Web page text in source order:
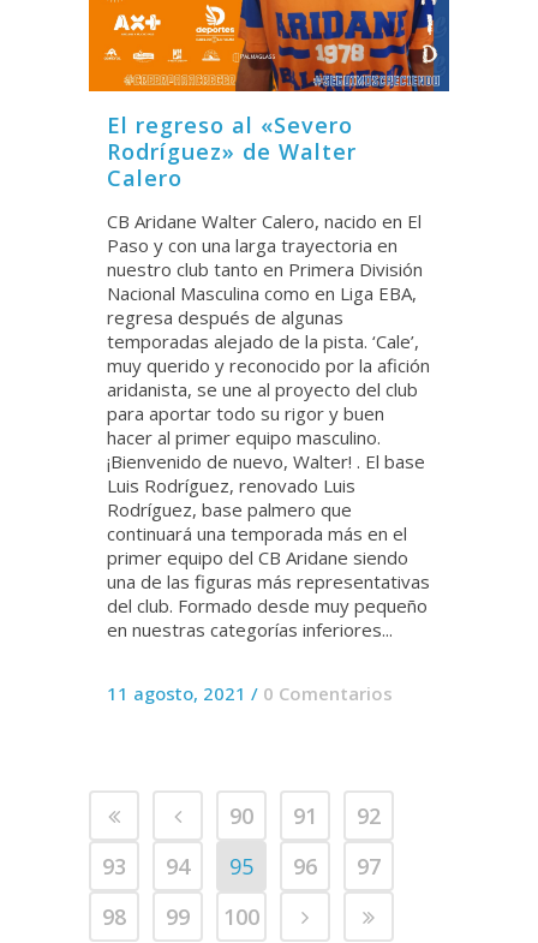
El regreso al «Severo
Rodríguez» de Walter
Calero
CB Aridane Walter Calero, nacido en El
Paso y con una larga trayectoria en
nuestro club tanto en Primera División
Nacional Masculina como en Liga EBA,
regresa después de algunas
temporadas alejado de la pista. ‘Cale’,
muy querido y reconocido por la afición
aridanista, se une al proyecto del club
para aportar todo su rigor y buen
hacer al primer equipo masculino.
¡Bienvenido de nuevo, Walter! . El base
Luis Rodríguez, renovado Luis
Rodríguez, base palmero que
continuará una temporada más en el
primer equipo del CB Aridane siendo
una de las figuras más representativas
del club. Formado desde muy pequeño
en nuestras categorías inferiores...
11 agosto, 2021 / 0 Comentarios
90 91
92
93
94 95 96
97
98
99 100